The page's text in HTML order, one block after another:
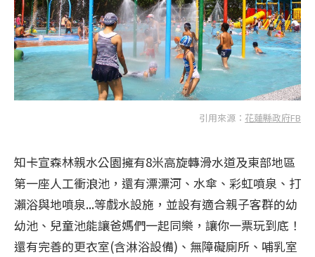
引用來源： 花蓮縣政府FB
知卡宣森林親水公園擁有8米高旋轉滑水道及東部地區
第一座人工衝浪池，還有漂漂河、水傘、彩虹噴泉、打
瀨浴與地噴泉...等戲水設施，並設有適合親子客群的幼
幼池、兒童池能讓爸媽們一起同樂，讓你一票玩到底！
還有完善的更衣室(含淋浴設備)、無障礙廁所、哺乳室